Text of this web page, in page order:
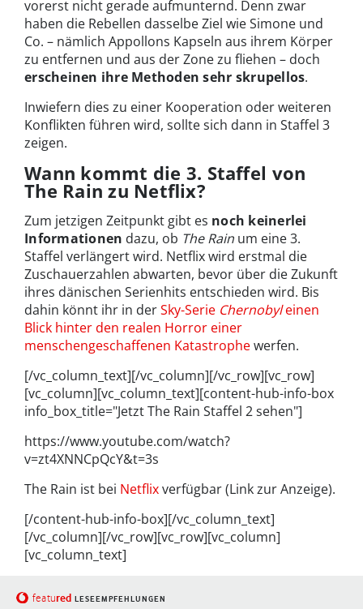
vorerst nicht gerade aufmunternd. Denn zwar
haben die Rebellen dasselbe Ziel wie Simone und
Co. – nämlich Appollons Kapseln aus ihrem Körper
zu entfernen und aus der Zone zu fliehen – doch
erscheinen ihre Methoden sehr skrupellos.
Inwiefern dies zu einer Kooperation oder weiteren
Konflikten führen wird, sollte sich dann in Staffel 3
zeigen.
Wann kommt die 3. Staffel von
The Rain zu Netflix?
Zum jetzigen Zeitpunkt gibt es noch keinerlei
Informationen dazu, ob The Rain um eine 3.
Staffel verlängert wird. Netflix wird erstmal die
Zuschauerzahlen abwarten, bevor über die Zukunft
ihres dänischen Serienhits entschieden wird. Bis
dahin könnt ihr in derSky-Serie Chernobyleinen
Blick hinter den realen Horror einer
menschengeschaffenen Katastrophewerfen.
[/vc_column_text][/vc_column][/vc_row][vc_row]
[vc_column][vc_column_text][content-hub-info-box
info_box_title="Jetzt The Rain Staffel 2 sehen"]
https://www.youtube.com/watch?
v=zt4XNNCpQcY&t=3s
The Rain ist bei Netflixverfügbar (Link zur Anzeige).
[/content-hub-info-box][/vc_column_text]
[/vc_column][/vc_row][vc_row][vc_column]
[vc_column_text]
featured LESEEMPFEHLUNGEN